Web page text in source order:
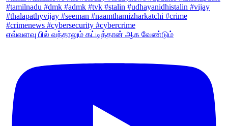
எவ்வளவு பில் வந்தாலும் கட்டித்தான் ஆக வேண்டும்